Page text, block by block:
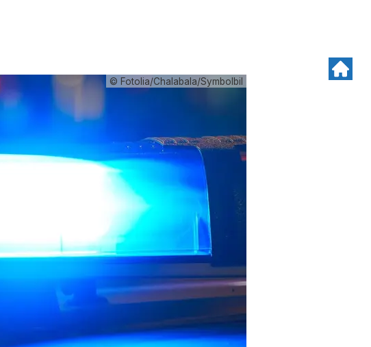
© Fotolia/Chalabala/Symbolbil